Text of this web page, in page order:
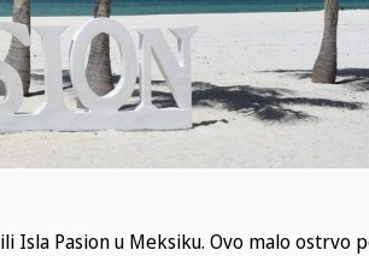
Isla Pasion u Meksiku. Ovo malo ostrvo